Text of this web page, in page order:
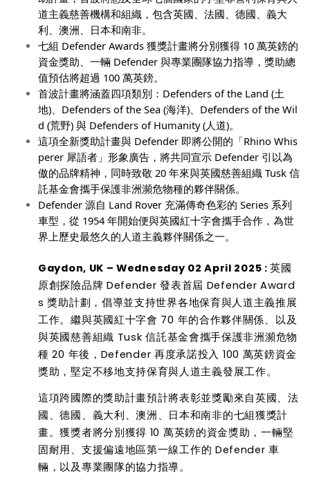
道主義慈善機構和組織，包含英國、法國、德國、義大
利、澳洲、日本和南非。
七組 Defender Awards 獲獎計畫將分別獲得 10 萬英鎊的
資金獎助、一輛 Defender 與專業團隊協力指導，獎助總
值預估將超過 100 萬英鎊。
首波計畫將涵蓋四項類別： Defenders of the Land (土
地) Defenders of the Sea (海洋)
Defenders of the Wil
d (荒野) 與 Defenders of Humanity (人道)。
這項全新獎助計畫與 Defender 即將公開的「Rhino Whis
perer 犀語者」形象廣告，將共同宣示 Defender 引以為
傲的品牌精神，同時致敬 20 年來與英國慈善組織 Tusk 信
託基金會攜手保護非洲瀕危物種的夥伴關係。
Defender 源自 Land Rover 充滿傳奇色彩的 Series 系列
車型，從 1954 年開始便與英國紅十字會攜手合作，為世
界上歷史最悠久的人道主義夥伴關係之一。
Gaydon, UK – Wednesday 02 April 2025 :英國
原創探險品牌 Defender發表首屆 Defender Award
s獎助計劃，倡導並支持世界各地保育與人道主義推展
工作。繼與英國紅十字會 70 年的合作夥伴關係、以及
與英國慈善組織 Tusk信託基金會攜手保護非洲瀕危物
種 20 年後， Defender 再度承諾投入 100 萬英鎊資金
獎助，堅定不移地支持保育與人道主義發展工作。
這項跨國際的獎助計畫預計將表彰並獎勵來自英國、法
國、德國、義大利、澳洲、日本和南非的七組獲獎計
畫。獲獎者將分別獲得 10 萬英鎊的資金獎助，一輛堅
固耐用 、 支援偏遠地區第一線工作的 Defender車
輛，以及專業團隊的協力指導。